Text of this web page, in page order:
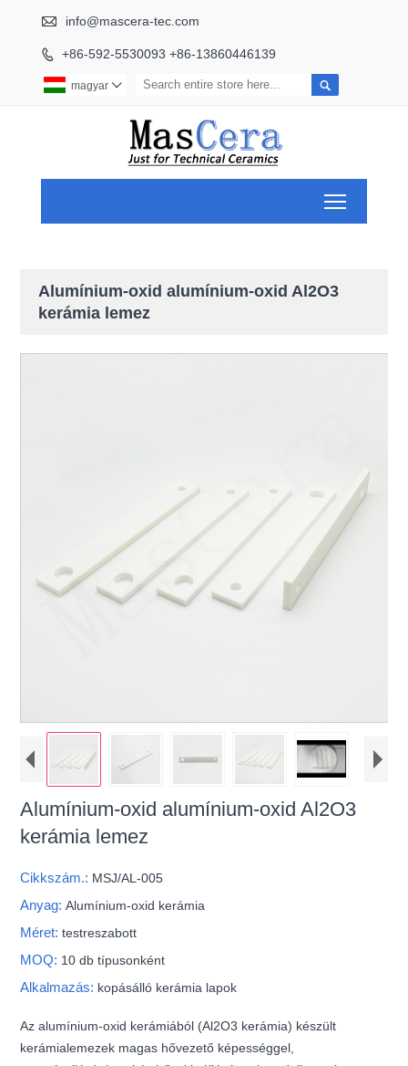
 info@mascera-tec.com
 +86-592-5530093 +86-13860446139

magyar 
Alumínium-oxid alumínium-oxid Al2O3
kerámia lemez
Alumínium-oxid alumínium-oxid Al2O3
kerámia lemez
Cikkszám.: MSJ/AL-005
Anyag:Alumínium-oxid kerámia
Méret:testreszabott
MOQ: 10 db típusonként
Alkalmazás: kopásálló kerámia lapok
Az alumínium-oxid kerámiából (Al2O3 kerámia) készült
kerámialemezek magas hővezető képességgel,